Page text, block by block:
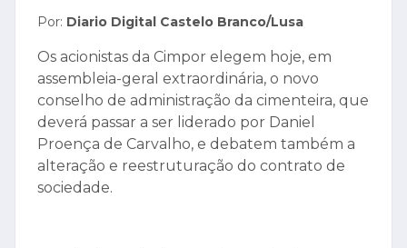
Por: Diario Digital Castelo Branco/Lusa
Os acionistas da Cimpor elegem hoje, em
assembleia-geral extraordinária, o novo
conselho de administração da cimenteira, que
deverá passar a ser liderado por Daniel
Proença de Carvalho, e debatem também a
alteração e reestruturação do contrato de
sociedade.